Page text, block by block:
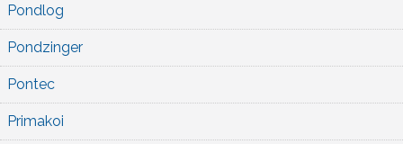
Pondlog
Pondzinger
Pontec
Primakoi